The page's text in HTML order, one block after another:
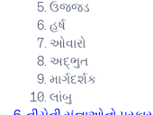
ઉજ્જડ
હર્ષ
ઓવારો
અદ્ભુત
માર્ગદર્શક
લાંબુ